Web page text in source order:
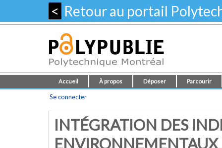
< Retour au portail
Accueil À propos Déposer Parcourir
Se connecter
INTÉGRATION DES